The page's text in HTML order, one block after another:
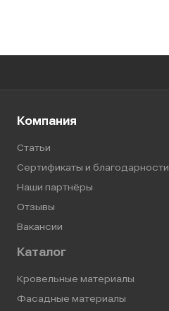
Компания
Статьи
Сертификаты и благодарности
Наши партнёры
Отзывы
Вакансии
Каталог
Кровельные материалы
Фасадные материалы